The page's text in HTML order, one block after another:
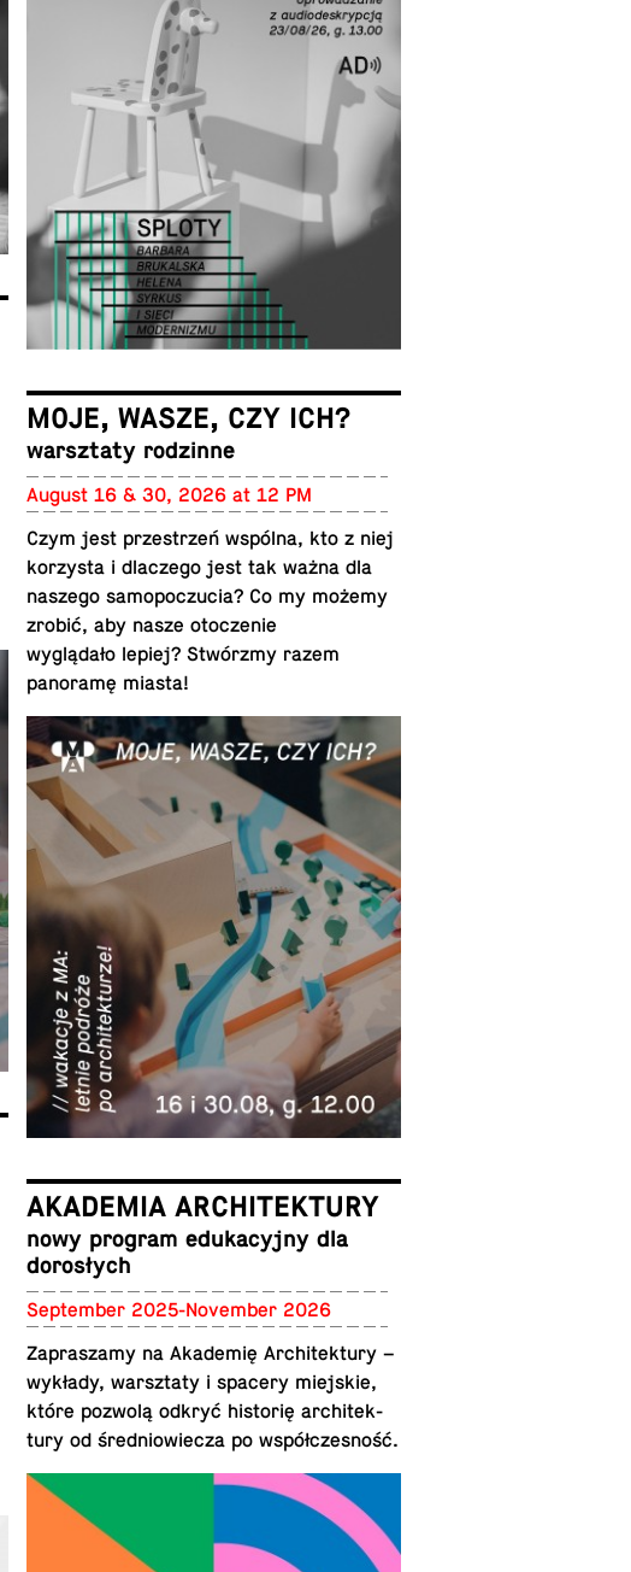
MOJE, WASZE, CZY ICH?
warsz­taty rodzinne
August 16 & 30, 2026 at 12 PM
Czym jest przestrzeń wspólna, kto z niej
ko­rzysta i dlaczego jest tak ważna dla
naszego samopoczu­cia? Co my możemy
zrobić, aby nasze otocze­nie
wyglądało lepiej? Stwórzmy razem
panoramę miasta!
AKADEMIA ARCHITEKTURY
nowy program eduka­cyjny dla
dorosłych
Sep­tem­ber 2025-No­vem­ber 2026
Za­praszamy na Akademię Ar­chitek­tury –
wykłady, warsz­taty i spacery miejskie,
które pozwolą odkryć historię ar­chitek­
tury od śred­niowiecza po współczesność.